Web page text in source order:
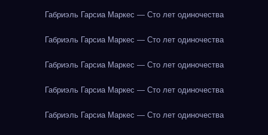
Габриэль Гарсиа Маркес — Сто лет одиночества
Габриэль Гарсиа Маркес — Сто лет одиночества
Габриэль Гарсиа Маркес — Сто лет одиночества
Габриэль Гарсиа Маркес — Сто лет одиночества
Габриэль Гарсиа Маркес — Сто лет одиночества